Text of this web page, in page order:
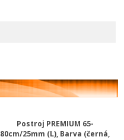
Postroj PREMIUM 65-
80cm/25mm (L), Barva (černá,